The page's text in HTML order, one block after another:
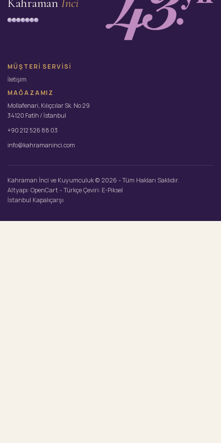
MÜŞTERI SERVISI
İletişim
MAĞAZAMIZ
Mollafenari, Kılıçcılar Sk. No:29
34120 Fatih / İstanbul
+90 212 526 88 03
info@kahramaninci.com
Kahraman İnci ve Kuyumculuk © 2026 - Tüm Hakları Saklıdır.
Altyapı: OpenCart - Türkçe Çeviri: E-Piksel
İstanbul Kapalıçarşı